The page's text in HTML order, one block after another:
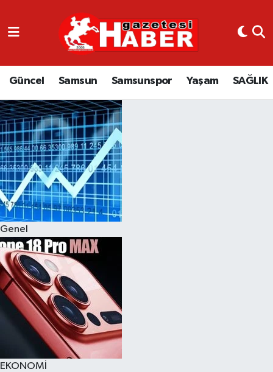
Güncel Samsun Samsunspor Yaşam SAĞLIK
Genel
EKONOMİ
GÜNCEL
SAMSUN
SAMSUNSPOR
EKONOMİ
YAŞAM